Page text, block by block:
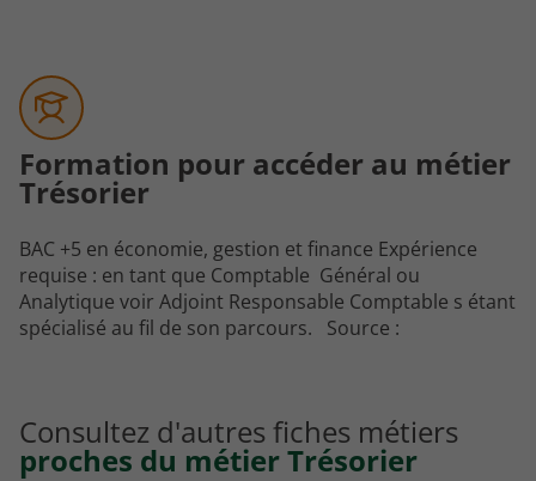
Formation pour accéder au métier
Trésorier
BAC +5 en économie, gestion et finance Expérience
requise : en tant que Comptable Général ou
Analytique voir Adjoint Responsable Comptable s étant
spécialisé au fil de son parcours. Source :
Consultez d'autres fiches métiers
proches du métier Trésorier